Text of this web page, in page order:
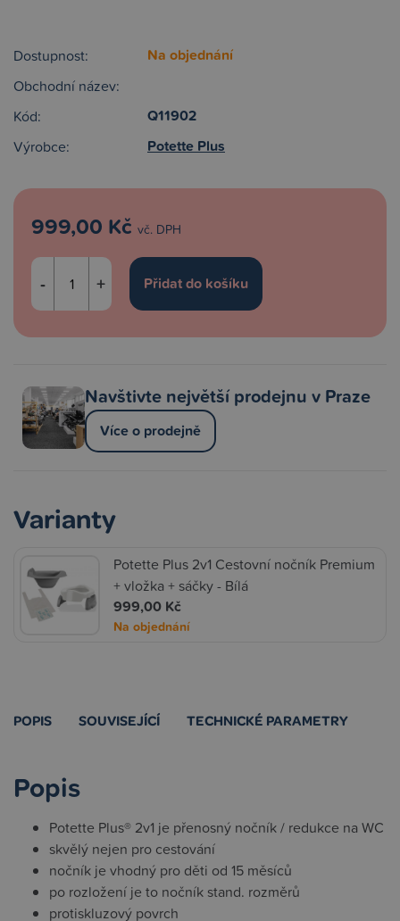
Dostupnost: Na objednání
Obchodní název:
Kód:
Q11902
Výrobce: Potette Plus
999,00 Kč vč. DPH
- +
Navštivte největší prodejnu v Praze
Více o prodejně
Varianty
Potette Plus 2v1 Cestovní nočník Premium
+ vložka + sáčky - Bílá
999,00 Kč
Na objednání
POPIS SOUVISEJÍCÍ TECHNICKÉ PARAMETRY
Popis
Potette Plus® 2v1 je přenosný nočník / redukce na WC
skvělý nejen pro cestování
nočník je vhodný pro děti od 15 měsíců
po rozložení je to nočník stand. rozměrů
protiskluzový povrch